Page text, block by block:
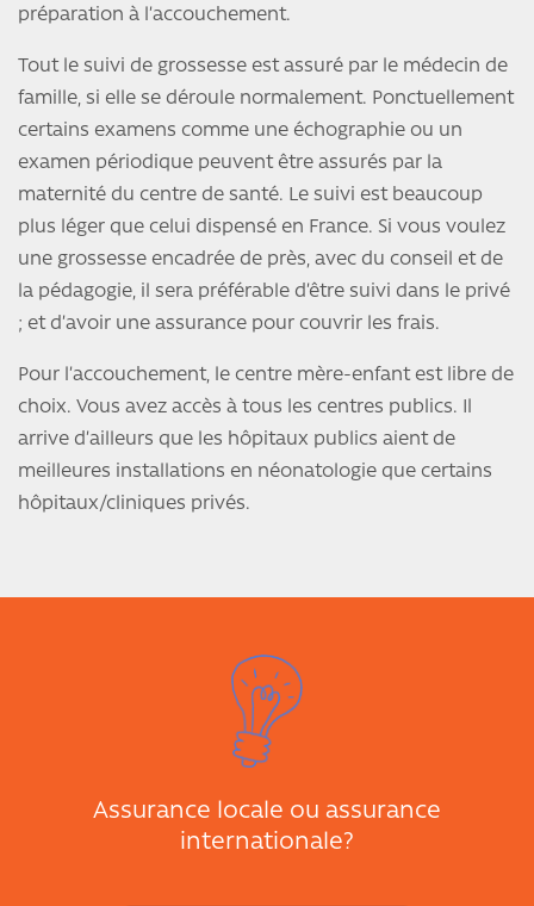
préparation à l’accouchement.
Tout le suivi de grossesse est assuré par le médecin de
famille, si elle se déroule normalement. Ponctuellement
certains examens comme une échographie ou un
examen périodique peuvent être assurés par la
maternité du centre de santé. Le suivi est beaucoup
plus léger que celui dispensé en France. Si vous voulez
une grossesse encadrée de près, avec du conseil et de
la pédagogie, il sera préférable d’être suivi dans le privé
; et d’avoir une assurance pour couvrir les frais.
Pour l’accouchement, le centre mère-enfant est libre de
choix. Vous avez accès à tous les centres publics. Il
arrive d’ailleurs que les hôpitaux publics aient de
meilleures installations en néonatologie que certains
hôpitaux/cliniques privés.
Assurance locale ou assurance
internationale?